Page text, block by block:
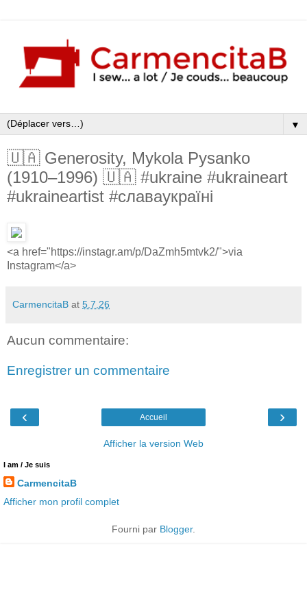
▼
🇺🇦 Generosity, Mykola Pysanko
(1910–1996) 🇺🇦 #ukraine #ukraineart
#ukraineartist #славаукраїні
<a href="https://instagr.am/p/DaZmh5mtvk2/">via
Instagram</a>
CarmencitaB at 5.7.26
Aucun commentaire:
Enregistrer un commentaire
‹ ›
Accueil
Afficher la version Web
I am / Je suis
CarmencitaB
Afficher mon profil complet
Fourni par Blogger.